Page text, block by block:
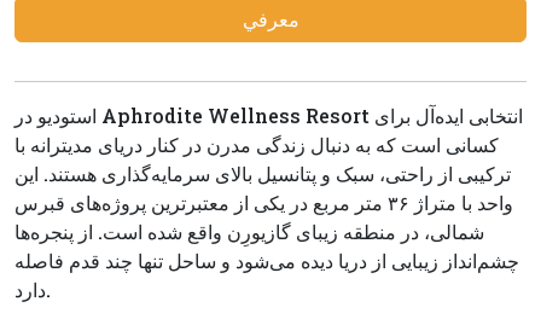
معرفي
استودیو در Aphrodite Wellness Resort انتخابی ایده‌آل برای
کسانی است که به دنبال زندگی مدرن در کنار دریای مدیترانه با
ترکیبی از راحتی، سبک و پتانسیل بالای سرمایه‌گذاری هستند. این
واحد با متراژ ۳۶ متر مربع در یکی از معتبرترین پروژه‌های قبرس
شمالی، در منطقه زیبای گازیورِن واقع شده است. از پنجره‌ها
چشم‌انداز زیبایی از دریا دیده می‌شود و ساحل تنها چند قدم فاصله
دارد.